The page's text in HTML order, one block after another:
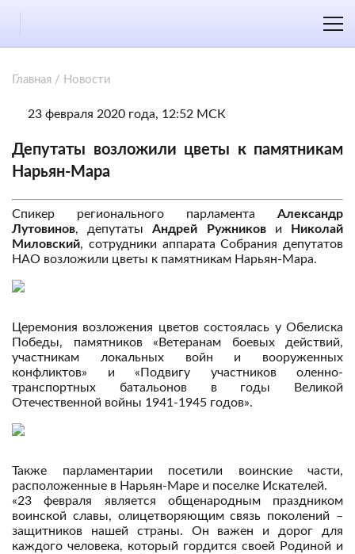
Главная / Новости
23 февраля 2020 года, 12:52 МСК
Депутаты возложили цветы к памятникам
Нарьян-Мара
Спикер регионального парламента Александр
Лутовинов, депутатыАндрей Ружникови
Николай
Миловский, сотрудники аппарата Собрания депутатов
НАО возложили цветы к памятникам Нарьян-Мара.
Церемония возложения цветов состоялась у Обелиска
Победы, памятников «Ветеранам боевых действий,
участникам локальных войн и вооруженных
конфликтов» и «Подвигу участников оленно-
транспортных батальонов в годы Великой
Отечественной войны 1941-1945 годов».
Также парламентарии посетили воинские части,
расположенные в Нарьян-Маре и поселке Искателей.
«23 февраля является общенародным праздником
воинской славы, олицетворяющим связь поколений –
защитников нашей страны. Он важен и дорог для
каждого человека, который гордится своей Родиной и